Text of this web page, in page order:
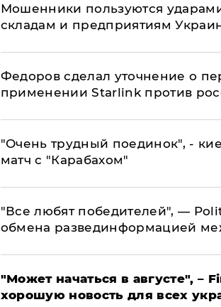
Мошенники пользуются
складам и предприятиям
Федоров сделал уточнение о
применении Starlink против
"Очень трудный поединок", -
матч с "Карабахом"
​"Все любят победителей", —
обмена развединформацией
"Может начаться в августе", –
хорошую новость для всех